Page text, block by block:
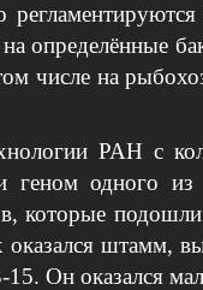
на определённые
числе на
РАН с
геном одного
которые
штамм,
Он оказался